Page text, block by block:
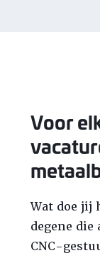
Voor
Wat doe jij
degene
CNC-